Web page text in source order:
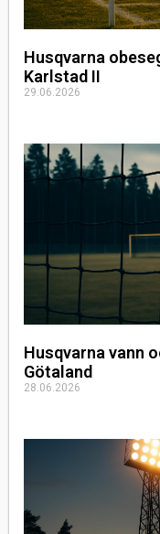
Husqvarna
Karlstad II
29.06.2026
Husqvarna vann
Götaland
28.06.2026